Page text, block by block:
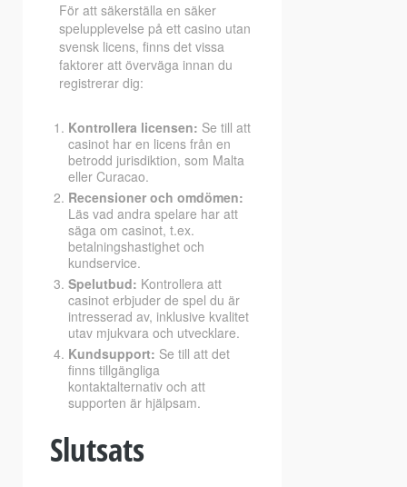
För att säkerställa en säker
spelupplevelse på ett casino utan
svensk licens, finns det vissa
faktorer att överväga innan du
registrerar dig:
Kontrollera licensen: Se till att
casinot har en licens från en
betrodd jurisdiktion, som Malta
eller Curacao.
Recensioner och omdömen:
Läs vad andra spelare har att
säga om casinot, t.ex.
betalningshastighet och
kundservice.
Spelutbud: Kontrollera att
casinot erbjuder de spel du är
intresserad av, inklusive kvalitet
utav mjukvara och utvecklare.
Kundsupport: Se till att det
finns tillgängliga
kontaktalternativ och att
supporten är hjälpsam.
Slutsats